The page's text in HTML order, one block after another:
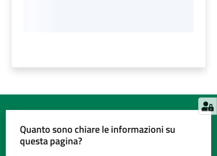
Quanto sono chiare le informazioni su
questa pagina?